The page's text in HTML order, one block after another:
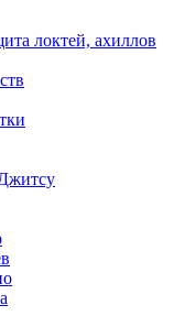
локтей, ахиллов